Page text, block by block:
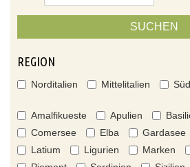
SUCHEN
REGION
Norditalien Mittelitalien
Amalfikueste Apulien
Comersee
Elba Gardasee
Latium
Ligurien Marken